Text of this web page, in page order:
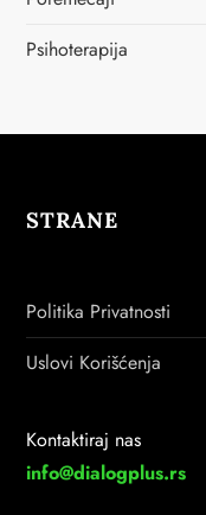
Psihoterapija
STRANE
Politika Privatnosti
Uslovi Korišćenja
Kontaktiraj nas
info@dialogplus.rs